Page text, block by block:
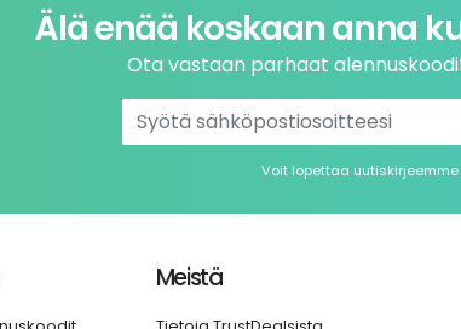
Älä enää koskaan anna
Ota vastaan parhaat
Voit lopettaa
Meistä